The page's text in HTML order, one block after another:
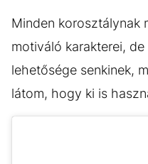
Minden korosztálynak
motiváló karakterei,
lehetősége senkinek,
látom, hogy ki is